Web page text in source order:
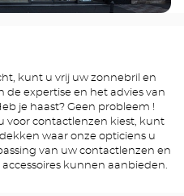
kunt u vrij uw zonnebril en
de expertise en het advies van
je haast? Geen probleem !
voor contactlenzen kiest, kunt
waar onze opticiens u
van uw contactlenzen en
kunnen aanbieden.